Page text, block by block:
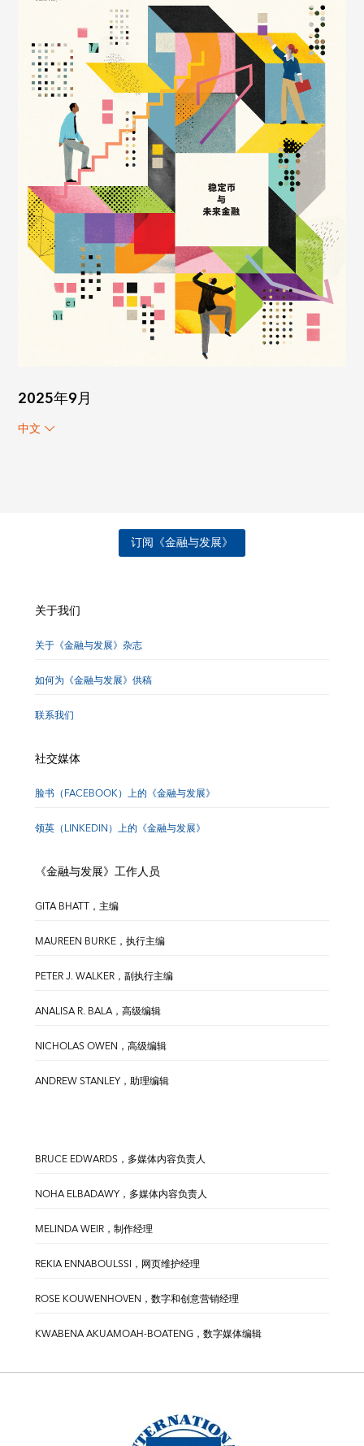
2025年9月
中文
订阅《金融与发展》
关于我们
关于《金融与发展》杂志
如何为《金融与发展》供稿
联系我们
社交媒体
脸书（FACEBOOK）上的《金融与发展》
领英（LINKEDIN）上的《金融与发展》
《金融与发展》工作人员
GITA BHATT，主编
MAUREEN BURKE，执行主编
PETER J. WALKER，副执行主编
ANALISA R. BALA，高级编辑
NICHOLAS OWEN，高级编辑
ANDREW STANLEY，助理编辑
BRUCE EDWARDS，多媒体内容负责人
NOHA ELBADAWY，多媒体内容负责人
MELINDA WEIR，制作经理
REKIA ENNABOULSSI，网页维护经理
ROSE KOUWENHOVEN，数字和创意营销经理
KWABENA AKUAMOAH-BOATENG，数字媒体编辑